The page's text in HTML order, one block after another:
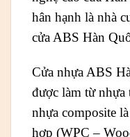
hân hạnh là nhà
cửa ABS Hàn
Cửa nhựa ABS
được làm từ
nhựa composite
hợp (WPC –